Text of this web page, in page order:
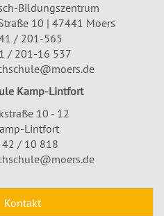
Bildungszentrum
10 | 47441 Moers
/ 201-565
/ 201-16 537
Kamp-Lintfort
10 - 12
Lintfort
42 / 10 818
Kontakt